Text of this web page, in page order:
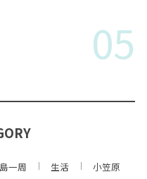
05
島一周 生活 小笠原